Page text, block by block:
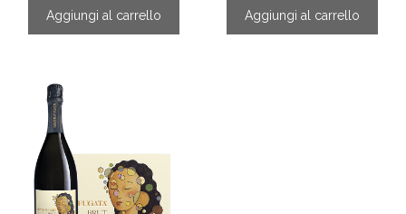
Aggiungi al carrello Aggiungi al carrello